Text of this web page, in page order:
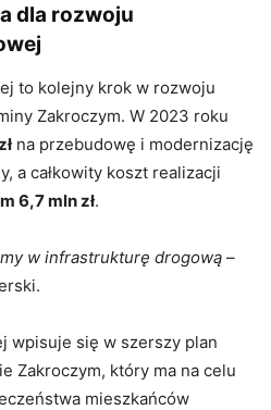
dla rozwoju
to kolejny krok w rozwoju
Zakroczym. W 2023 roku
na przebudowę i modernizację
a całkowity koszt realizacji
6,7 mln zł.
w infrastrukturę drogową –
wpisuje się w szerszy plan
Zakroczym, który ma na celu
mieszkańców